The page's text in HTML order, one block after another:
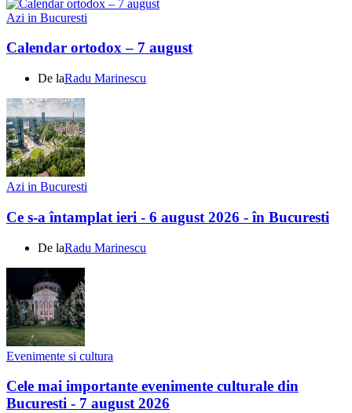
Azi in Bucuresti
Calendar ortodox – 7 august
De laRadu Marinescu
Azi in Bucuresti
Ce s-a întamplat ieri - 6 august 2026 - în Bucuresti
De laRadu Marinescu
Evenimente si cultura
Cele mai importante evenimente culturale din
Bucuresti - 7 august 2026